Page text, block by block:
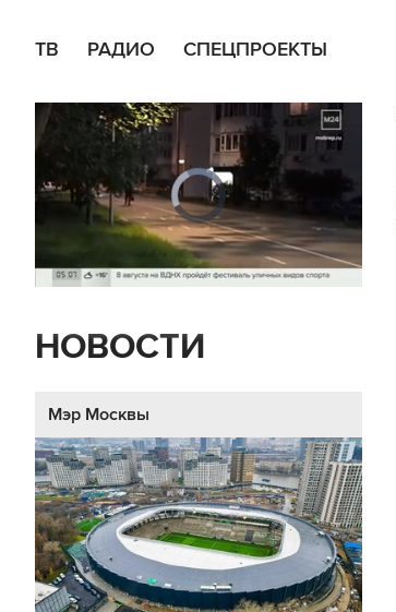
ТВ РАДИО СПЕЦПРОЕКТЫ
НОВОСТИ
Мэр Москвы